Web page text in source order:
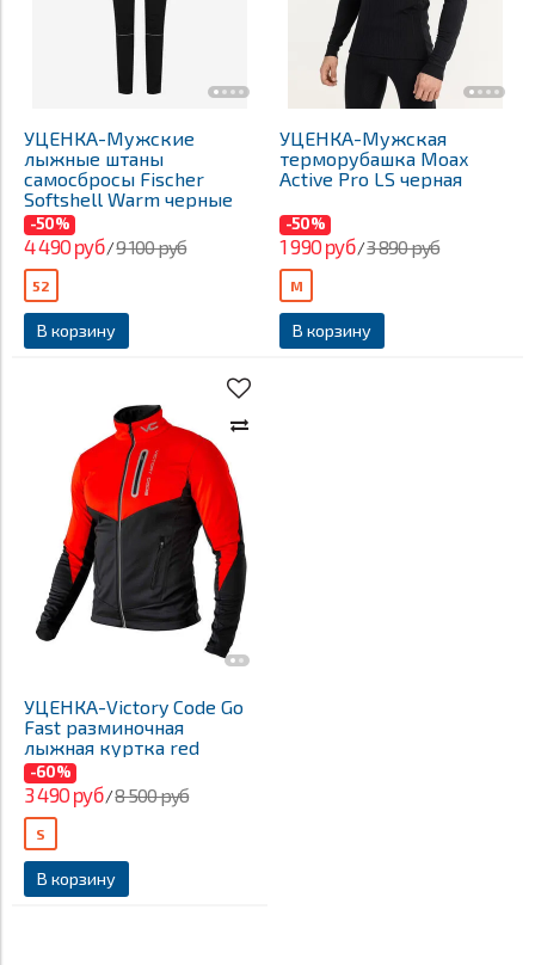
УЦЕНКА-Мужские
лыжные штаны
самосбросы Fischer
Softshell Warm черные
-50%
4 490 руб/9 100 руб
В корзину
52
УЦЕНКА-Мужская
терморубашка Moax
Active Pro LS черная
-50%
1 990 руб/3 890 руб
В корзину
M
УЦЕНКА-Victory Code Go
Fast разминочная
лыжная куртка red
-60%
3 490 руб/8 500 руб
В корзину
S